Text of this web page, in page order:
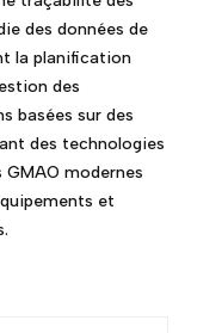
des données de
la planification
des
basées sur des
des technologies
GMAO modernes
et